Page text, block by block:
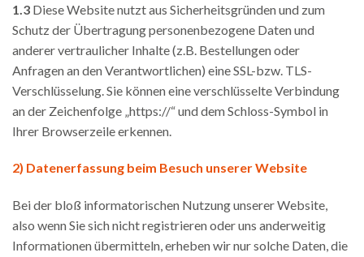
1.3 Diese Website nutzt aus Sicherheitsgründen und zum
Schutz der Übertragung personenbezogene Daten und
anderer vertraulicher Inhalte (z.B. Bestellungen oder
Anfragen an den Verantwortlichen) eine SSL-bzw. TLS-
Verschlüsselung. Sie können eine verschlüsselte Verbindung
an der Zeichenfolge „https://“ und dem Schloss-Symbol in
Ihrer Browserzeile erkennen.
2) Datenerfassung beim Besuch unserer Website
Bei der bloß informatorischen Nutzung unserer Website,
also wenn Sie sich nicht registrieren oder uns anderweitig
Informationen übermitteln, erheben wir nur solche Daten, die